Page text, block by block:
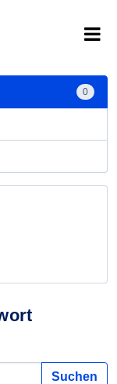
Suchen
0